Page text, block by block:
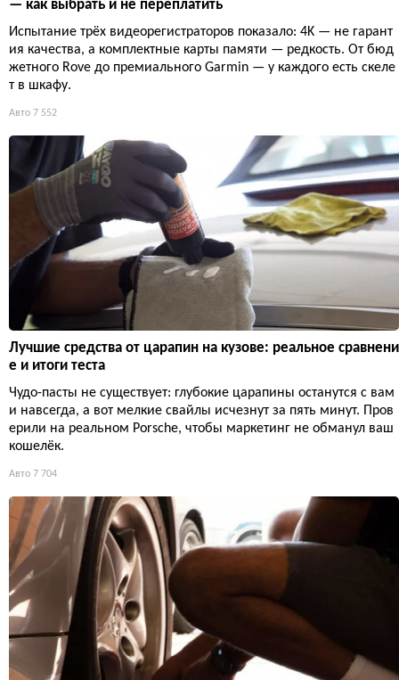
— как выбрать и не переплатить
Испытание трёх видеорегистраторов показало: 4K — не гарант
ия качества, а комплектные карты памяти — редкость. От бюд
жетного Rove до премиального Garmin — у каждого есть скеле
т в шкафу.
Авто 7 552
Лучшие средства от царапин на кузове: реальное сравнени
е и итоги теста
Чудо-пасты не существует: глубокие царапины останутся с вам
и навсегда, а вот мелкие свайлы исчезнут за пять минут. Пров
ерили на реальном Porsche, чтобы маркетинг не обманул ваш
кошелёк.
Авто 7 704